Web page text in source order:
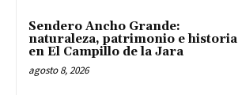
Sendero Ancho Grande:
naturaleza, patrimonio e historia
en El Campillo de la Jara
agosto 8, 2026